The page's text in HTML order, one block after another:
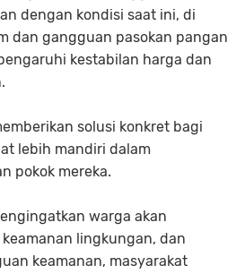
dengan kondisi saat ini, di
dan gangguan pasokan pangan
kestabilan harga dan
solusi konkret bagi
lebih mandiri dalam
pokok mereka.
warga akan
lingkungan, dan
keamanan, masyarakat